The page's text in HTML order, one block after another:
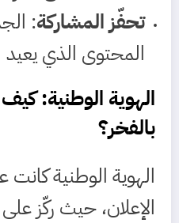
تحفّز المشاركة:
المحتوى الذي يعيد
الهوية الوطنية:
بالفخر؟
الهوية الوطنية كانت
الإعلان، حيث ركّز